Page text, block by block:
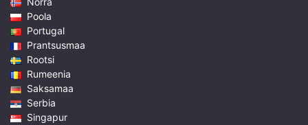
Poola
Portugal
Prantsusmaa
Rootsi
Rumeenia
Saksamaa
Serbia
Singapur